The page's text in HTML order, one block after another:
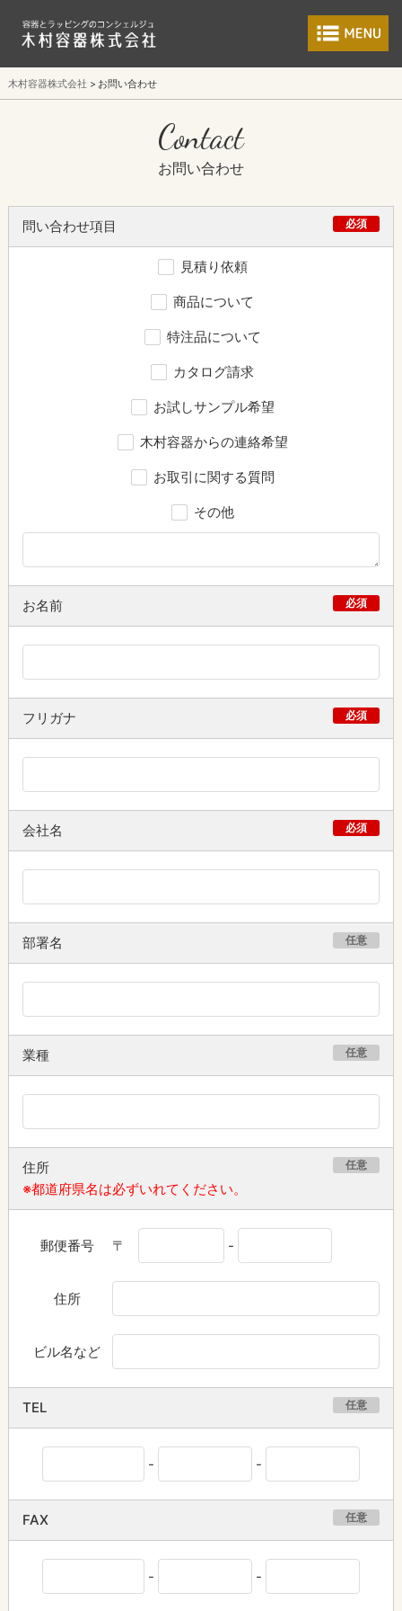
食品包装容器と
木村容器株式会社 お問い合わせ
Contact
お問い合わせ
問い合わせ項目 必須
見積り依頼
商品について
特注品について
カタログ請求
お試しサンプル希望
木村容器からの連絡希望
お取引に関する質問
その他
お名前 必須
フリガナ 必須
会社名 必須
部署名 任意
業種 任意
住所 任意
※都道府県名は必ずいれてください。
郵便番号 〒 -
住所
ビル名など
TEL 任意
- -
FAX 任意
- -